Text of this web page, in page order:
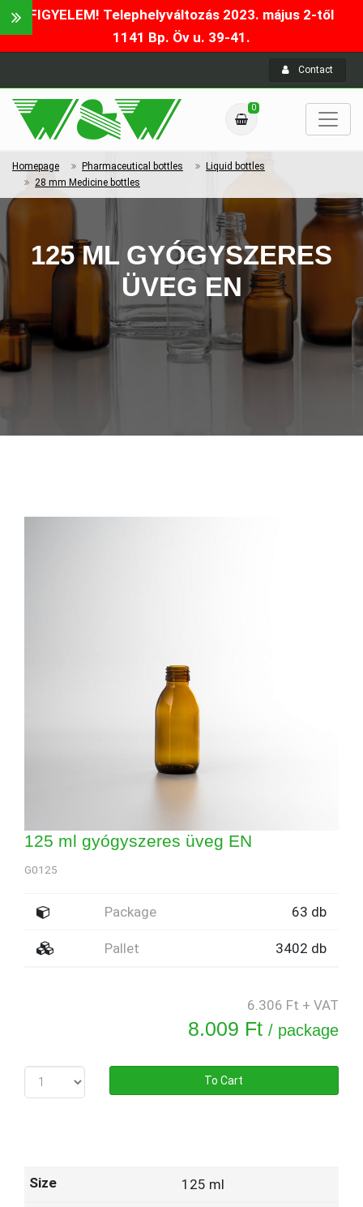
FIGYELEM! Telephelyváltozás 2023. május 2-től
1141 Bp. Öv u. 39-41.
Contact
0
Homepage Pharmaceutical bottles
Liquid bottles
28 mm Medicine bottles
125 ML GYÓGYSZERES
ÜVEG EN
125 ml gyógyszeres üveg EN
G0125
Package 63 db
Pallet 3402 db
6.306 Ft + VAT
8.009 Ft / package
To Cart
125 ml